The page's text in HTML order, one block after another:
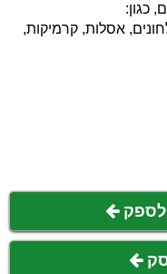
כגון:
אסלות, קרמיקות,
לספק